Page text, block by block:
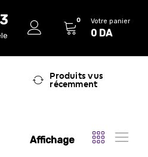
0 Votre panier
0 DA
Produits vus
récemment
Affichage